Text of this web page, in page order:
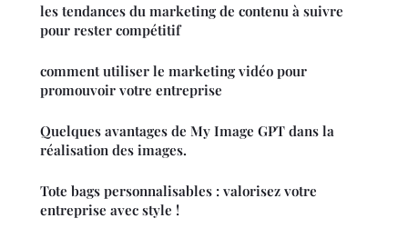
les tendances du marketing de contenu à suivre
pour rester compétitif
comment utiliser le marketing vidéo pour
promouvoir votre entreprise
Quelques avantages de My Image GPT dans la
réalisation des images.
Tote bags personnalisables : valorisez votre
entreprise avec style !